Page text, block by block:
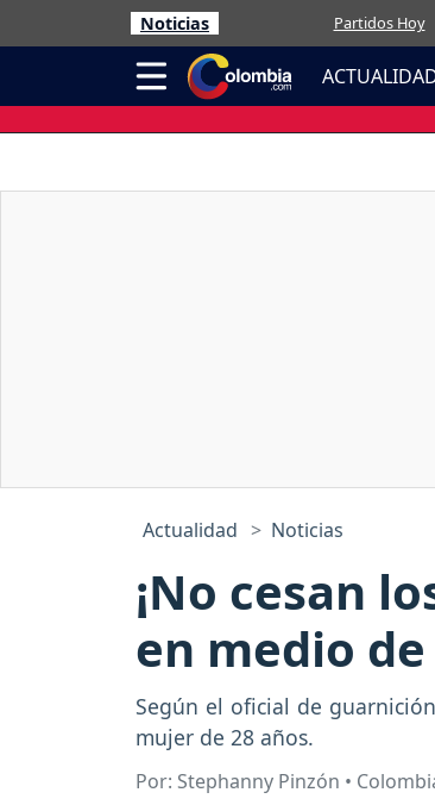
Noticias Partidos Hoy
Actualidad Noticias
¡No cesan
en medio
Según el oficial de
mujer de 28 años.
Por: Stephanny Pinzón •